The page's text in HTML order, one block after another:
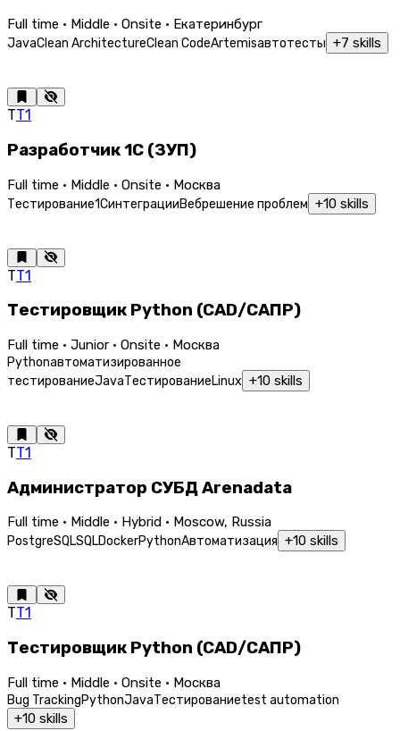
Full time · Middle · Onsite · Екатеринбург
JavaClean ArchitectureClean CodeArtemisавтотесты +7 skills
ТТ1
Разработчик 1С (ЗУП)
Full time · Middle · Onsite · Москва
Тестирование1СинтеграцииВебрешение проблем +10 skills
ТТ1
Тестировщик Python (CAD/САПР)
Full time · Junior · Onsite · Москва
Pythonавтоматизированное
тестированиеJavaТестированиеLinux +10 skills
ТТ1
Администратор СУБД Arenadata
Full time · Middle · Hybrid · Moscow, Russia
PostgreSQLSQLDockerPythonАвтоматизация +10 skills
ТТ1
Тестировщик Python (CAD/САПР)
Full time · Middle · Onsite · Москва
Bug TrackingPythonJavaТестированиеtest automation
+10 skills